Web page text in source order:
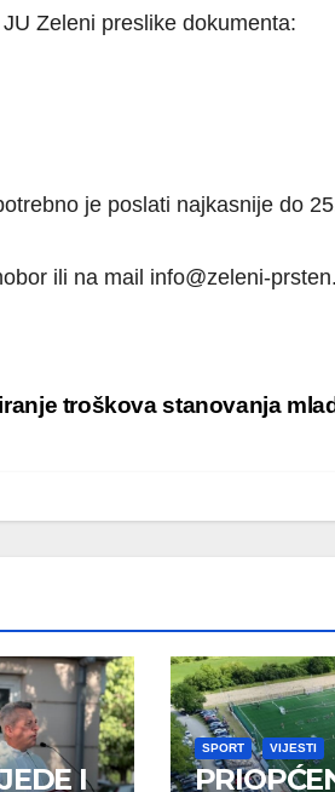
Zeleni preslike dokumenta:
je poslati najkasnije do
ili na mail info@zeleni-
troškova stanovanja
I
SPORT VIJESTI